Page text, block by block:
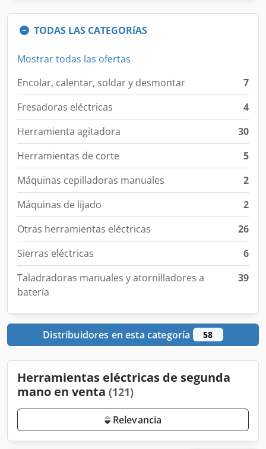
TODAS LAS CATEGORíAS
Mostrar todas las ofertas
Encolar, calentar, soldar y desmontar
7
Fresadoras eléctricas
4
Herramienta agitadora
30
Herramientas de corte
5
Máquinas cepilladoras manuales
2
Máquinas de lijado
2
Otras herramientas eléctricas
26
Sierras eléctricas
6
Taladradoras manuales y atornilladores a
batería
39
Distribuidores en esta categoría 58
Herramientas eléctricas de segunda
mano en venta (121)
Relevancia